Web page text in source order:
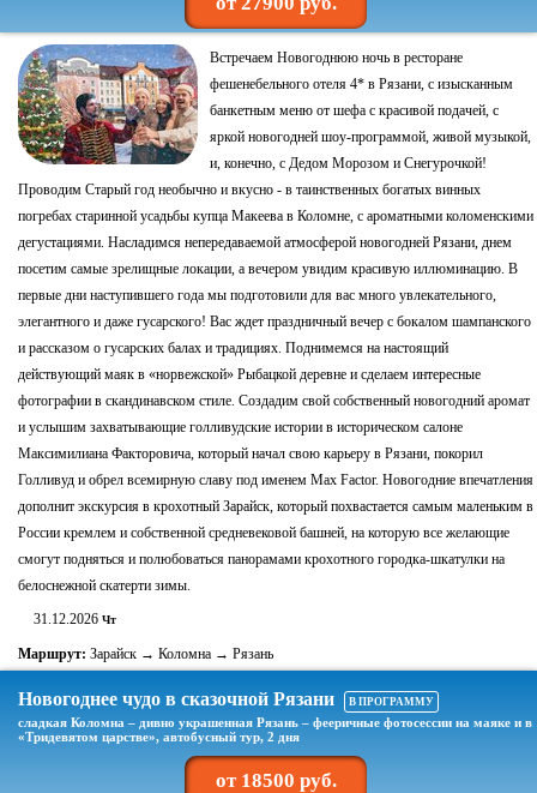
Встречаем Новогоднюю ночь в ресторане
фешенебельного отеля 4* в Рязани, с изысканным
банкетным меню от шефа с красивой подачей, с
яркой новогодней шоу-программой, живой музыкой,
и, конечно, с Дедом Морозом и Снегурочкой!
Проводим Старый год необычно и вкусно - в таинственных богатых винных
погребах старинной усадьбы купца Макеева в Коломне, с ароматными коломенскими
дегустациями. Насладимся непередаваемой атмосферой новогодней Рязани, днем
посетим самые зрелищные локации, а вечером увидим красивую иллюминацию. В
первые дни наступившего года мы подготовили для вас много увлекательного,
элегантного и даже гусарского! Вас ждет праздничный вечер с бокалом шампанского
и рассказом о гусарских балах и традициях. Поднимемся на настоящий
действующий маяк в «норвежской» Рыбацкой деревне и сделаем интересные
фотографии в скандинавском стиле. Создадим свой собственный новогодний аромат
и услышим захватывающие голливудские истории в историческом салоне
Максимилиана Факторовича, который начал свою карьеру в Рязани, покорил
Голливуд и обрел всемирную славу под именем Max Factor. Новогодние впечатления
дополнит экскурсия в крохотный Зарайск, который похвастается самым маленьким в
России кремлем и собственной средневековой башней, на которую все желающие
смогут подняться и полюбоваться панорамами крохотного городка-шкатулки на
белоснежной скатерти зимы.
31.12.2026 Чт
Маршрут: Зарайск → Коломна → Рязань
Новогоднее чудо в сказочной Рязани В ПРОГРАММУ
сладкая Коломна – дивно украшенная Рязань – фееричные фотосессии на маяке и в
«Тридевятом царстве», автобусный тур, 2 дня
от 18500 руб.